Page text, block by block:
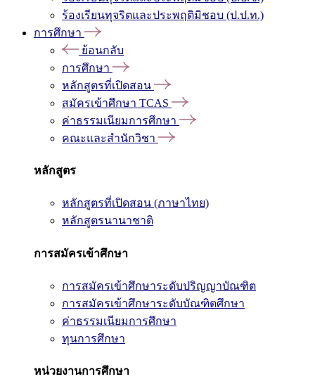
ร้องเรียนทุจริตและประพฤติมิชอบ (ป.ป.ท.)
การศึกษา
ย้อนกลับ
การศึกษา
หลักสูตรที่เปิดสอน
สมัครเข้าศึกษา TCAS
ค่าธรรมเนียมการศึกษา
คณะและสำนักวิชา
หลักสูตร
หลักสูตรที่เปิดสอน (ภาษาไทย)
หลักสูตรนานาชาติ
การสมัครเข้าศึกษา
การสมัครเข้าศึกษาระดับปริญญาบัณฑิต
การสมัครเข้าศึกษาระดับบัณฑิตศึกษา
ค่าธรรมเนียมการศึกษา
ทุนการศึกษา
หน่วยงานการศึกษา